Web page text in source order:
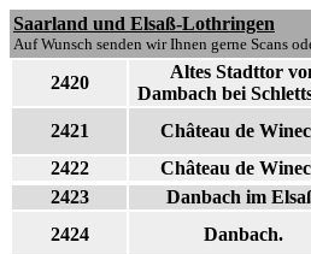
Saarland und Elsaß-Lothringen
Auf Wunsch senden wir Ihnen gerne Scans
2420
Altes Stadttor
Dambach bei
2421
Château de
2422
Château de
2423
Danbach im
2424
Danbach.